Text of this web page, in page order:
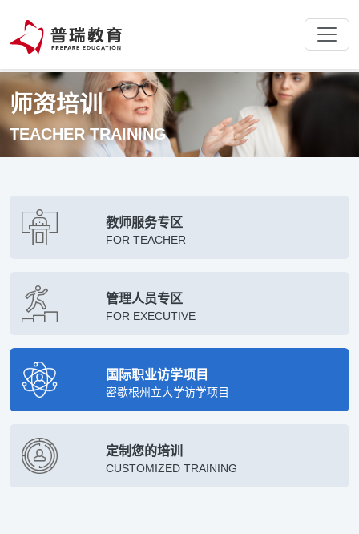
师资培训
TEACHER TRAINING
教师服务专区
FOR TEACHER
管理人员专区
FOR EXECUTIVE
国际职业访学项目
密歇根州立大学访学项目
定制您的培训
CUSTOMIZED TRAINING